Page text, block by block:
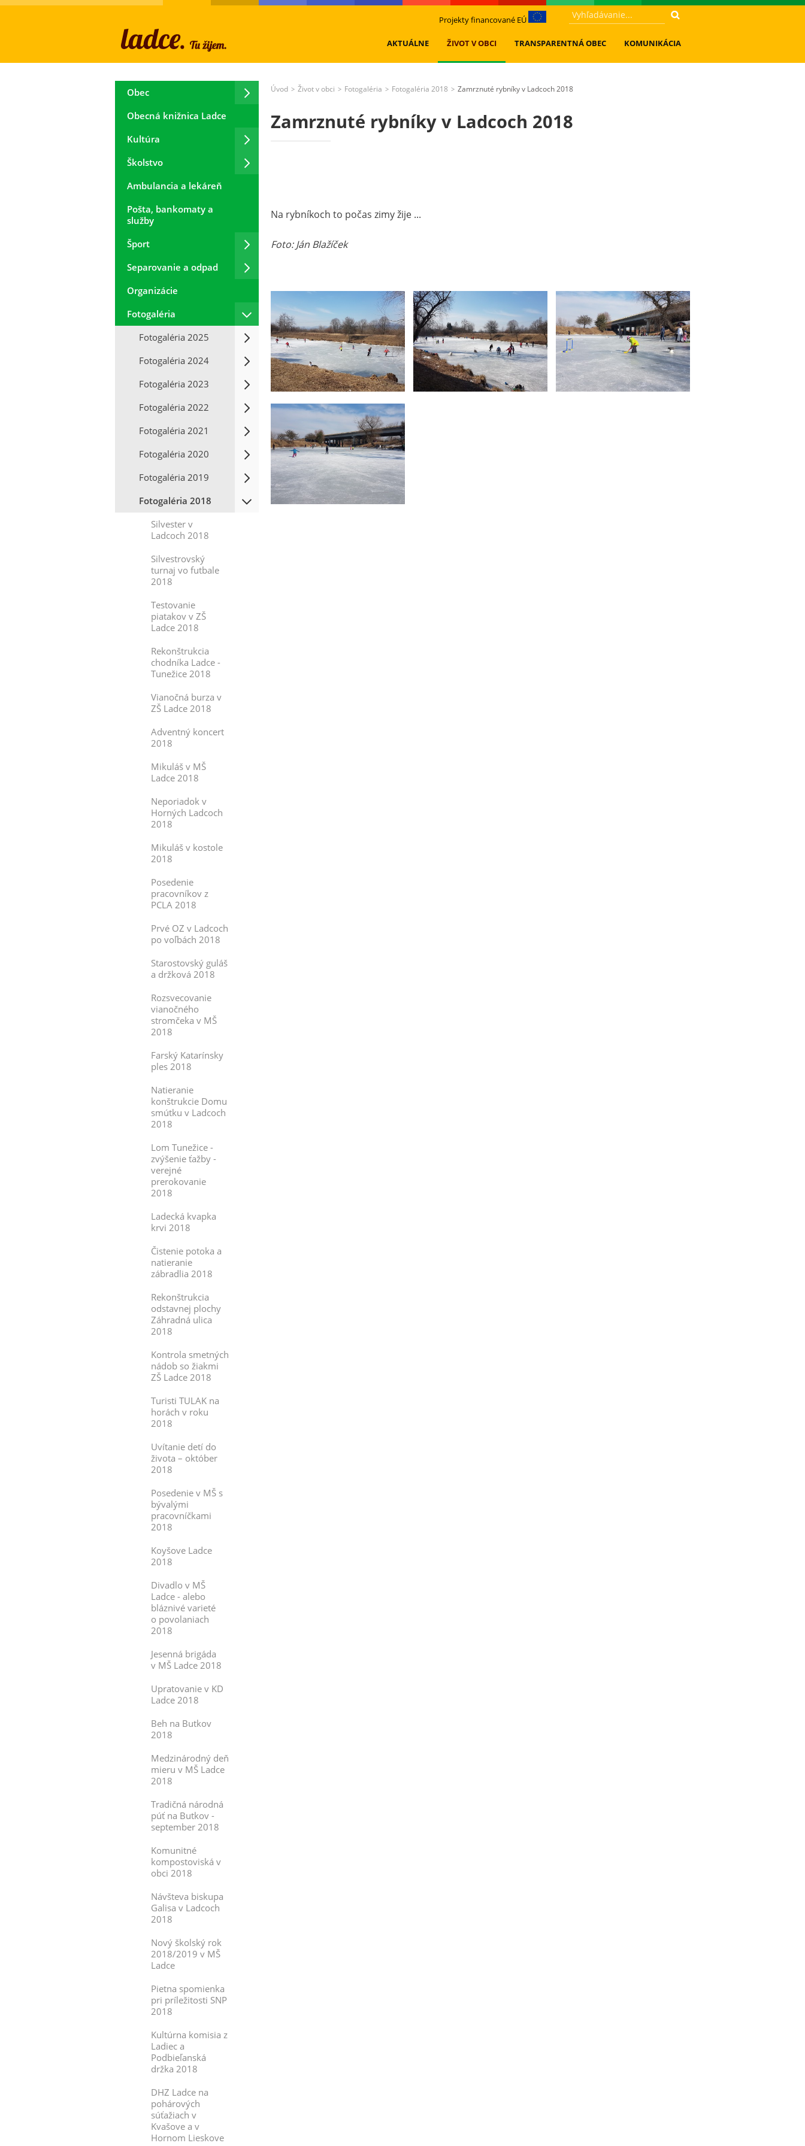
Projekty financované EÚ
AKTUÁLNE ŽIVOT V OBCI TRANSPARENTNÁ OBEC KOMUNIKÁCIA
Obec
Obecná knižnica Ladce
Kultúra
Školstvo
Ambulancia a lekáreň
Pošta, bankomaty a
služby
Šport
Separovanie a odpad
Organizácie
Fotogaléria
Fotogaléria 2025
Fotogaléria 2024
Fotogaléria 2023
Fotogaléria 2022
Fotogaléria 2021
Fotogaléria 2020
Fotogaléria 2019
Fotogaléria 2018
Silvester v
Ladcoch 2018
Silvestrovský
turnaj vo futbale
2018
Testovanie
piatakov v ZŠ
Ladce 2018
Rekonštrukcia
chodníka Ladce -
Tunežice 2018
Vianočná burza v
ZŠ Ladce 2018
Adventný koncert
2018
Mikuláš v MŠ
Ladce 2018
Neporiadok v
Horných Ladcoch
2018
Mikuláš v kostole
2018
Posedenie
pracovníkov z
PCLA 2018
Prvé OZ v Ladcoch
po voľbách 2018
Starostovský guláš
a držková 2018
Rozsvecovanie
vianočného
stromčeka v MŠ
2018
Farský Katarínsky
ples 2018
Natieranie
konštrukcie Domu
smútku v Ladcoch
2018
Lom Tunežice -
zvýšenie ťažby -
verejné
prerokovanie
2018
Ladecká kvapka
krvi 2018
Čistenie potoka a
natieranie
zábradlia 2018
Rekonštrukcia
odstavnej plochy
Záhradná ulica
2018
Kontrola smetných
nádob so žiakmi
ZŠ Ladce 2018
Turisti TULAK na
horách v roku
2018
Uvítanie detí do
života – október
2018
Posedenie v MŠ s
bývalými
pracovníčkami
2018
Koyšove Ladce
2018
Divadlo v MŠ
Ladce - alebo
bláznivé varieté
o povolaniach
2018
Jesenná brigáda
v MŠ Ladce 2018
Upratovanie v KD
Ladce 2018
Beh na Butkov
2018
Medzinárodný deň
mieru v MŠ Ladce
2018
Tradičná národná
púť na Butkov -
september 2018
Komunitné
kompostoviská v
obci 2018
Návšteva biskupa
Galisa v Ladcoch
2018
Nový školský rok
2018/2019 v MŠ
Ladce
Pietna spomienka
pri príležitosti SNP
2018
Kultúrna komisia z
Ladiec a
Podbieľanská
držka 2018
DHZ Ladce na
pohárových
súťažiach v
Kvašove a v
Hornom Lieskove
Úvod > Život v obci > Fotogaléria > Fotogaléria 2018 > Zamrznuté rybníky v Ladcoch 2018
Zamrznuté rybníky v Ladcoch 2018
Na rybníkoch to počas zimy žije ...
Foto: Ján Blažíček